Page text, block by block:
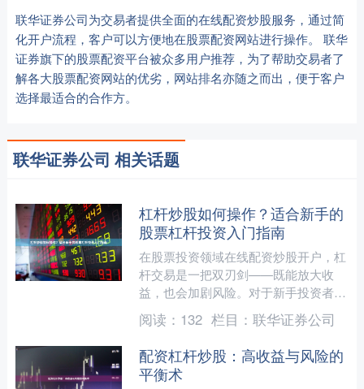
联华证券公司为交易者提供全面的在线配资炒股服务，通过简
化开户流程，客户可以方便地在股票配资网站进行操作。 联华
证券旗下的股票配资平台被众多用户推荐，为了帮助交易者了
解各大股票配资网站的优劣，网站排名亦随之而出，便于客户
选择最适合的合作方。
联华证券公司 相关话题
杠杆炒股如何操作？适合新手的
股票杠杆投资入门指南
在股票投资领域在线配资炒股开户，杠
杆交易是一把双刃剑——既能放大收
益，也会加剧风险。对于新手投资者而
言，理解杠杆操作的原理、方法和风险
控制至关重要。本文将为您提....
阅读： 132 栏目： 联华证券公司
配资杠杆炒股：高收益与风险的
平衡术